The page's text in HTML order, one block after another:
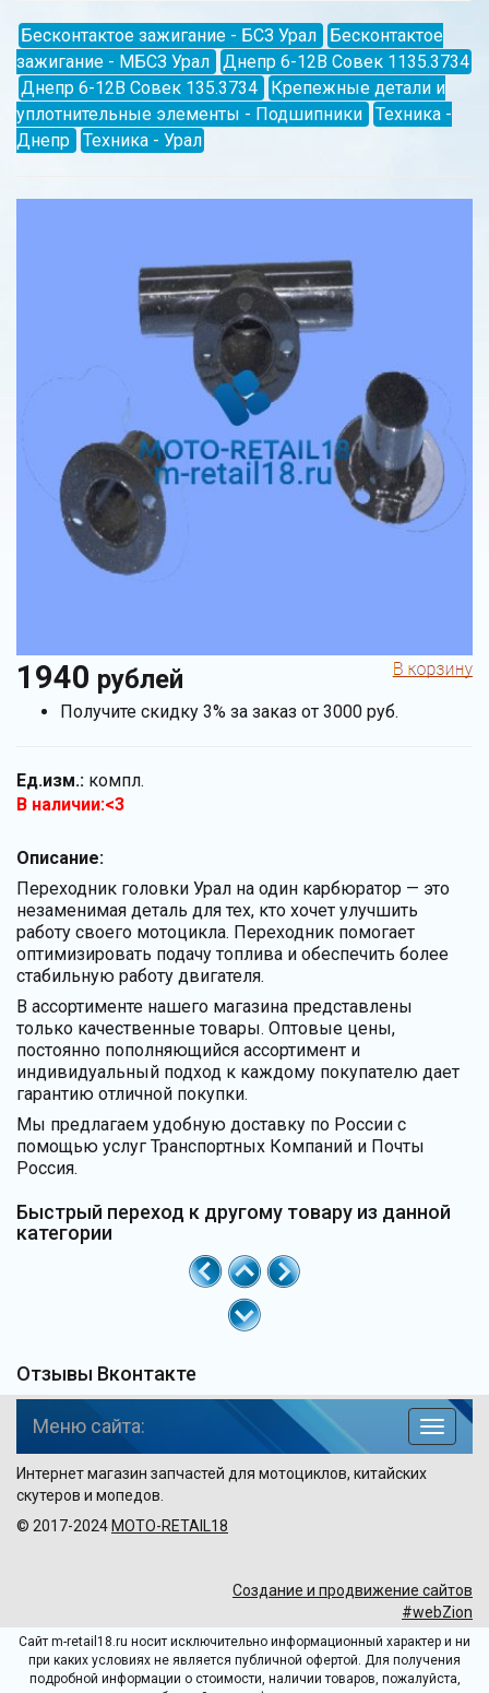
Бесконтактое зажигание - БСЗ Урал
Бесконтактое
зажигание - МБСЗ Урал
Днепр 6-12В Совек 1135.3734
Днепр 6-12В Совек 135.3734
Крепежные детали и
уплотнительные элементы - Подшипники
Техника -
Днепр
Техника - Урал
1940 рублей
Получите скидку 3% за заказ от 3000 руб.
Ед.изм.: компл.
В наличии:<3
Описание:
Переходник головки Урал на один карбюратор — это
незаменимая деталь для тех, кто хочет улучшить
работу своего мотоцикла. Переходник помогает
оптимизировать подачу топлива и обеспечить более
стабильную работу двигателя.
В ассортименте нашего магазина представлены
только качественные товары. Оптовые цены,
постоянно пополняющийся ассортимент и
индивидуальный подход к каждому покупателю дает
гарантию отличной покупки.
Мы предлагаем удобную доставку по России с
помощью услуг Транспортных Компаний и Почты
Россия.
Быстрый переход к другому товару из данной
категории
Отзывы Вконтакте
по
Меню сайта:
Интернет магазин запчастей для мотоциклов, китайских
скутеров и мопедов.
© 2017-2024 MOTO-RETAIL18
Создание и продвижение сайтов
#webZion
Сайт m-retail18.ru носит исключительно информационный характер и ни
при каких условиях не является публичной офертой. Для получения
подробной информации о стоимости, наличии товаров, пожалуйста,